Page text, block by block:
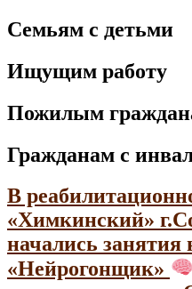
Семьям с детьми
Ищущим работу
Пожилым
Гражданам с
В
«Химкинский»
начались занятия
«Нейрогонщик»